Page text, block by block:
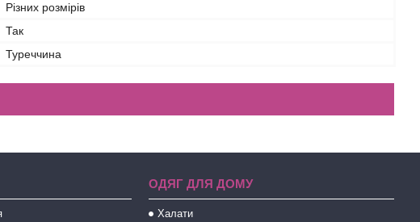
Різних розмірів
Так
Туреччина
ОДЯГ ДЛЯ ДОМУ
Халати